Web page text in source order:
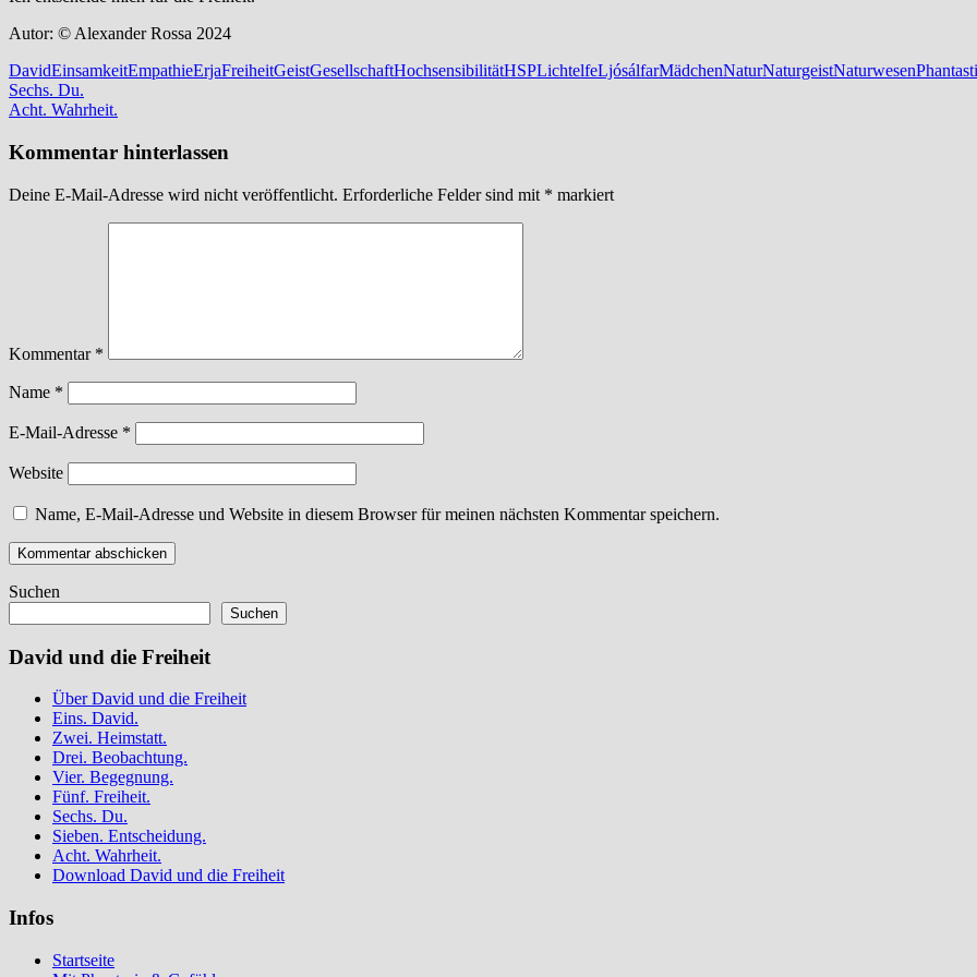
Autor: © Alexander Rossa 2024
DavidEinsamkeitEmpathieErjaFreiheitGeistGesellschaftHochsensibilitätHSPLichtelfeLjósálfarMädchenNaturNaturgeistNaturwesen
Beitragsnavigation
Vorheriger
Beitrag:
Sechs. Du.
Nächster
Acht. Wahrheit.
Kommentar hinterlassen
Deine E-Mail-Adresse wird nicht veröffentlicht. Erforderliche Felder sind mit * markiert
Kommentar *
Name *
E-Mail-Adresse *
Website
Name, E-Mail-Adresse und Website in diesem Browser für meinen nächsten Kommentar speichern.
Suchen
Suchen
David und die Freiheit
Über David und die Freiheit
Eins. David.
Zwei. Heimstatt.
Drei. Beobachtung.
Vier. Begegnung.
Fünf. Freiheit.
Sechs. Du.
Sieben. Entscheidung.
Acht. Wahrheit.
Download David und die Freiheit
Infos
Startseite